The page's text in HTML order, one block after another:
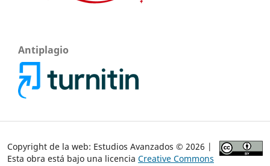
Antiplagio
Copyright de la web: Estudios Avanzados © 2026 |
Esta obra está bajo una licencia Creative Commons